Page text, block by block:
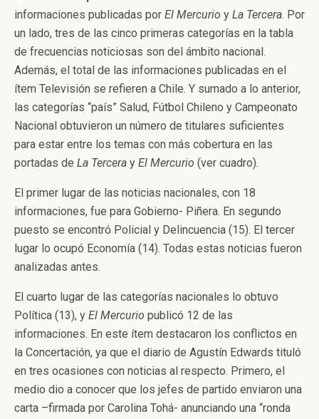
informaciones publicadas por El Mercurio y La Tercera. Por
un lado, tres de las cinco primeras categorías en la tabla
de frecuencias noticiosas son del ámbito nacional.
Además, el total de las informaciones publicadas en el
ítem Televisión se refieren a Chile. Y sumado a lo anterior,
las categorías “país” Salud, Fútbol Chileno y Campeonato
Nacional obtuvieron un número de titulares suficientes
para estar entre los temas con más cobertura en las
portadas de La Tercera y El Mercurio (ver cuadro).
El primer lugar de las noticias nacionales, con 18
informaciones, fue para Gobierno- Piñera. En segundo
puesto se encontró Policial y Delincuencia (15). El tercer
lugar lo ocupó Economía (14). Todas estas noticias fueron
analizadas antes.
El cuarto lugar de las categorías nacionales lo obtuvo
Política (13), y El Mercurio publicó 12 de las
informaciones. En este ítem destacaron los conflictos en
la Concertación, ya que el diario de Agustín Edwards tituló
en tres ocasiones con noticias al respecto. Primero, el
medio dio a conocer que los jefes de partido enviaron una
carta –firmada por Carolina Tohá- anunciando una “ronda